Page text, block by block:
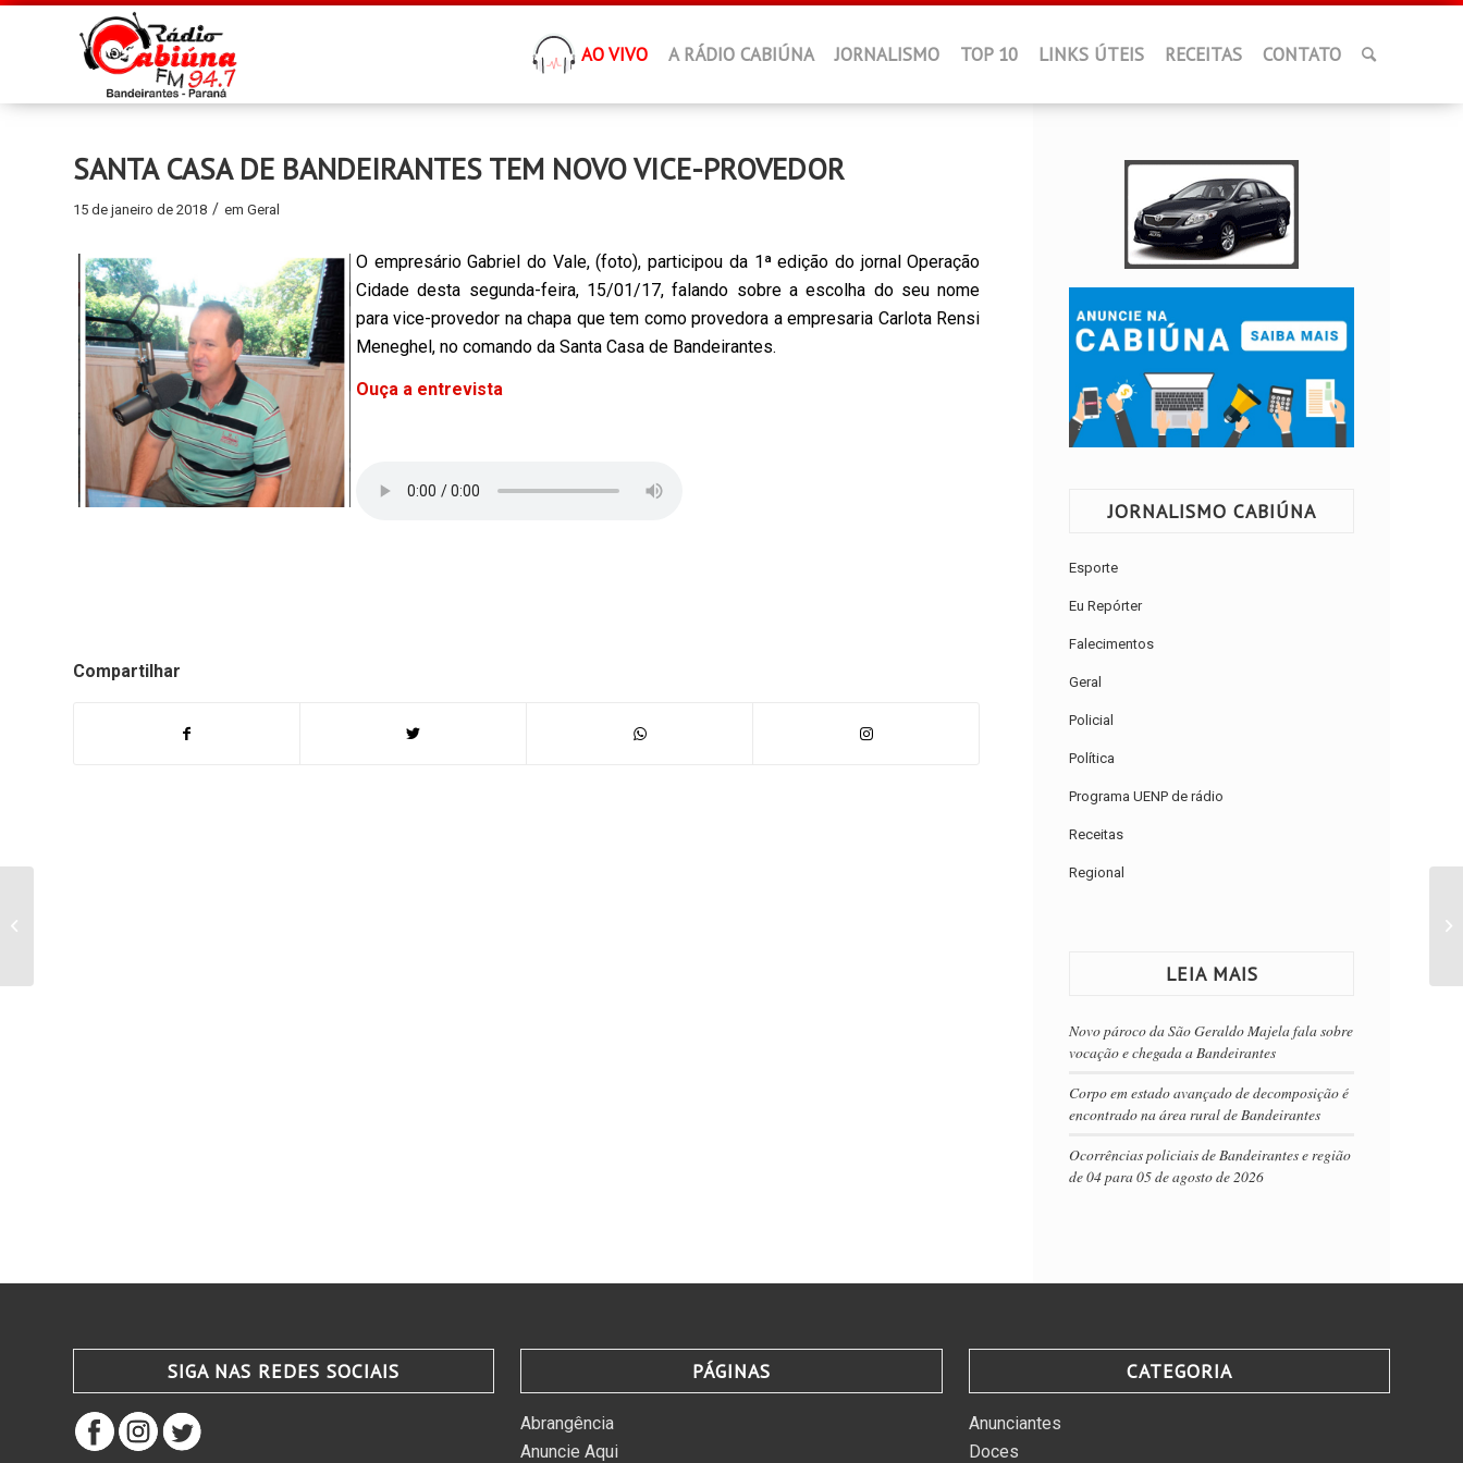
AO VIVO A RÁDIO CABIÚNA JORNALISMO TOP 10 LINKS ÚTEIS RECEITAS CONTATO
SANTA CASA DE BANDEIRANTES TEM NOVO VICE-PROVEDOR
15 de janeiro de 2018 / em Geral
O empresário Gabriel do Vale, (foto), participou da 1ª edição do jornal Operação
Cidade desta segunda-feira, 15/01/17, falando sobre a escolha do seu nome
para vice-provedor na chapa que tem como provedora a empresaria Carlota Rensi
Meneghel, no comando da Santa Casa de Bandeirantes.
Ouça a entrevista
Compartilhar
JORNALISMO CABIÚNA
Esporte
Eu Repórter
Falecimentos
Geral
Policial
Política
Programa UENP de rádio
Receitas
Regional
LEIA MAIS
Novo pároco da São Geraldo Majela fala sobre
vocação e chegada a Bandeirantes
Corpo em estado avançado de decomposição é
encontrado na área rural de Bandeirantes
Ocorrências policiais de Bandeirantes e região
de 04 para 05 de agosto de 2026
SIGA NAS REDES SOCIAIS PÁGINAS
Abrangência
Anuncie Aqui
CATEGORIA
Anunciantes
Doces